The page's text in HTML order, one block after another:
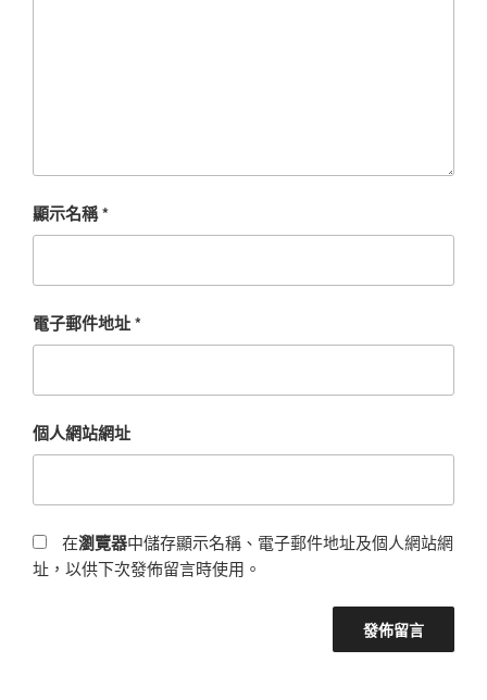
顯示名稱*
電子郵件地址*
個人網站網址
在瀏覽器中儲存顯示名稱、電子郵件地址及個人網站網
址，以供下次發佈留言時使用。